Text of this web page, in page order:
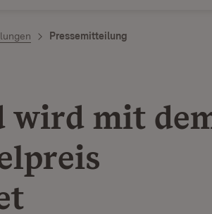
Pressemitteilung
wird mit